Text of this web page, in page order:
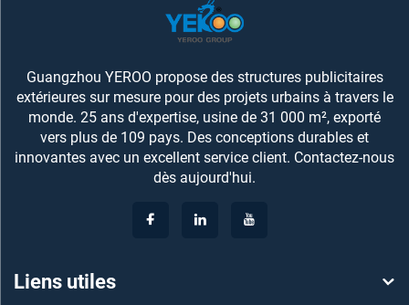
Guangzhou YEROO propose des structures publicitaires
extérieures sur mesure pour des projets urbains à travers le
monde. 25 ans d'expertise, usine de 31 000 m², exporté
vers plus de 109 pays. Des conceptions durables et
innovantes avec un excellent service client. Contactez-nous
dès aujourd'hui.
Liens utiles